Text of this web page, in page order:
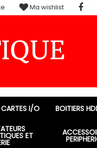
CARTES I/O BOITIERS
ET
Ma wishlist